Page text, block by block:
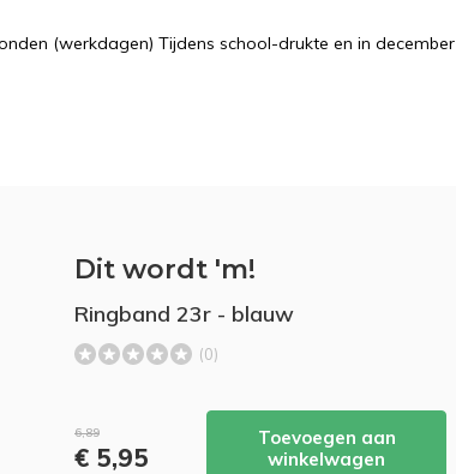
(werkdagen) Tijdens school-drukte en in december
Dit wordt 'm!
Ringband 23r - blauw
(0)
6,89
€ 5,95
Toevoegen aan
winkelwagen